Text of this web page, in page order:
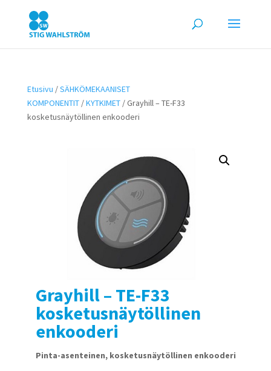
Etusivu /SÄHKÖMEKAANISET
KOMPONENTIT/KYTKIMET/ Grayhill – TE-F33
kosketusnäytöllinen enkooderi
Grayhill – TE-F33
kosketusnäytöllinen
enkooderi
Pinta-asenteinen, kosketusnäytöllinen enkooderi